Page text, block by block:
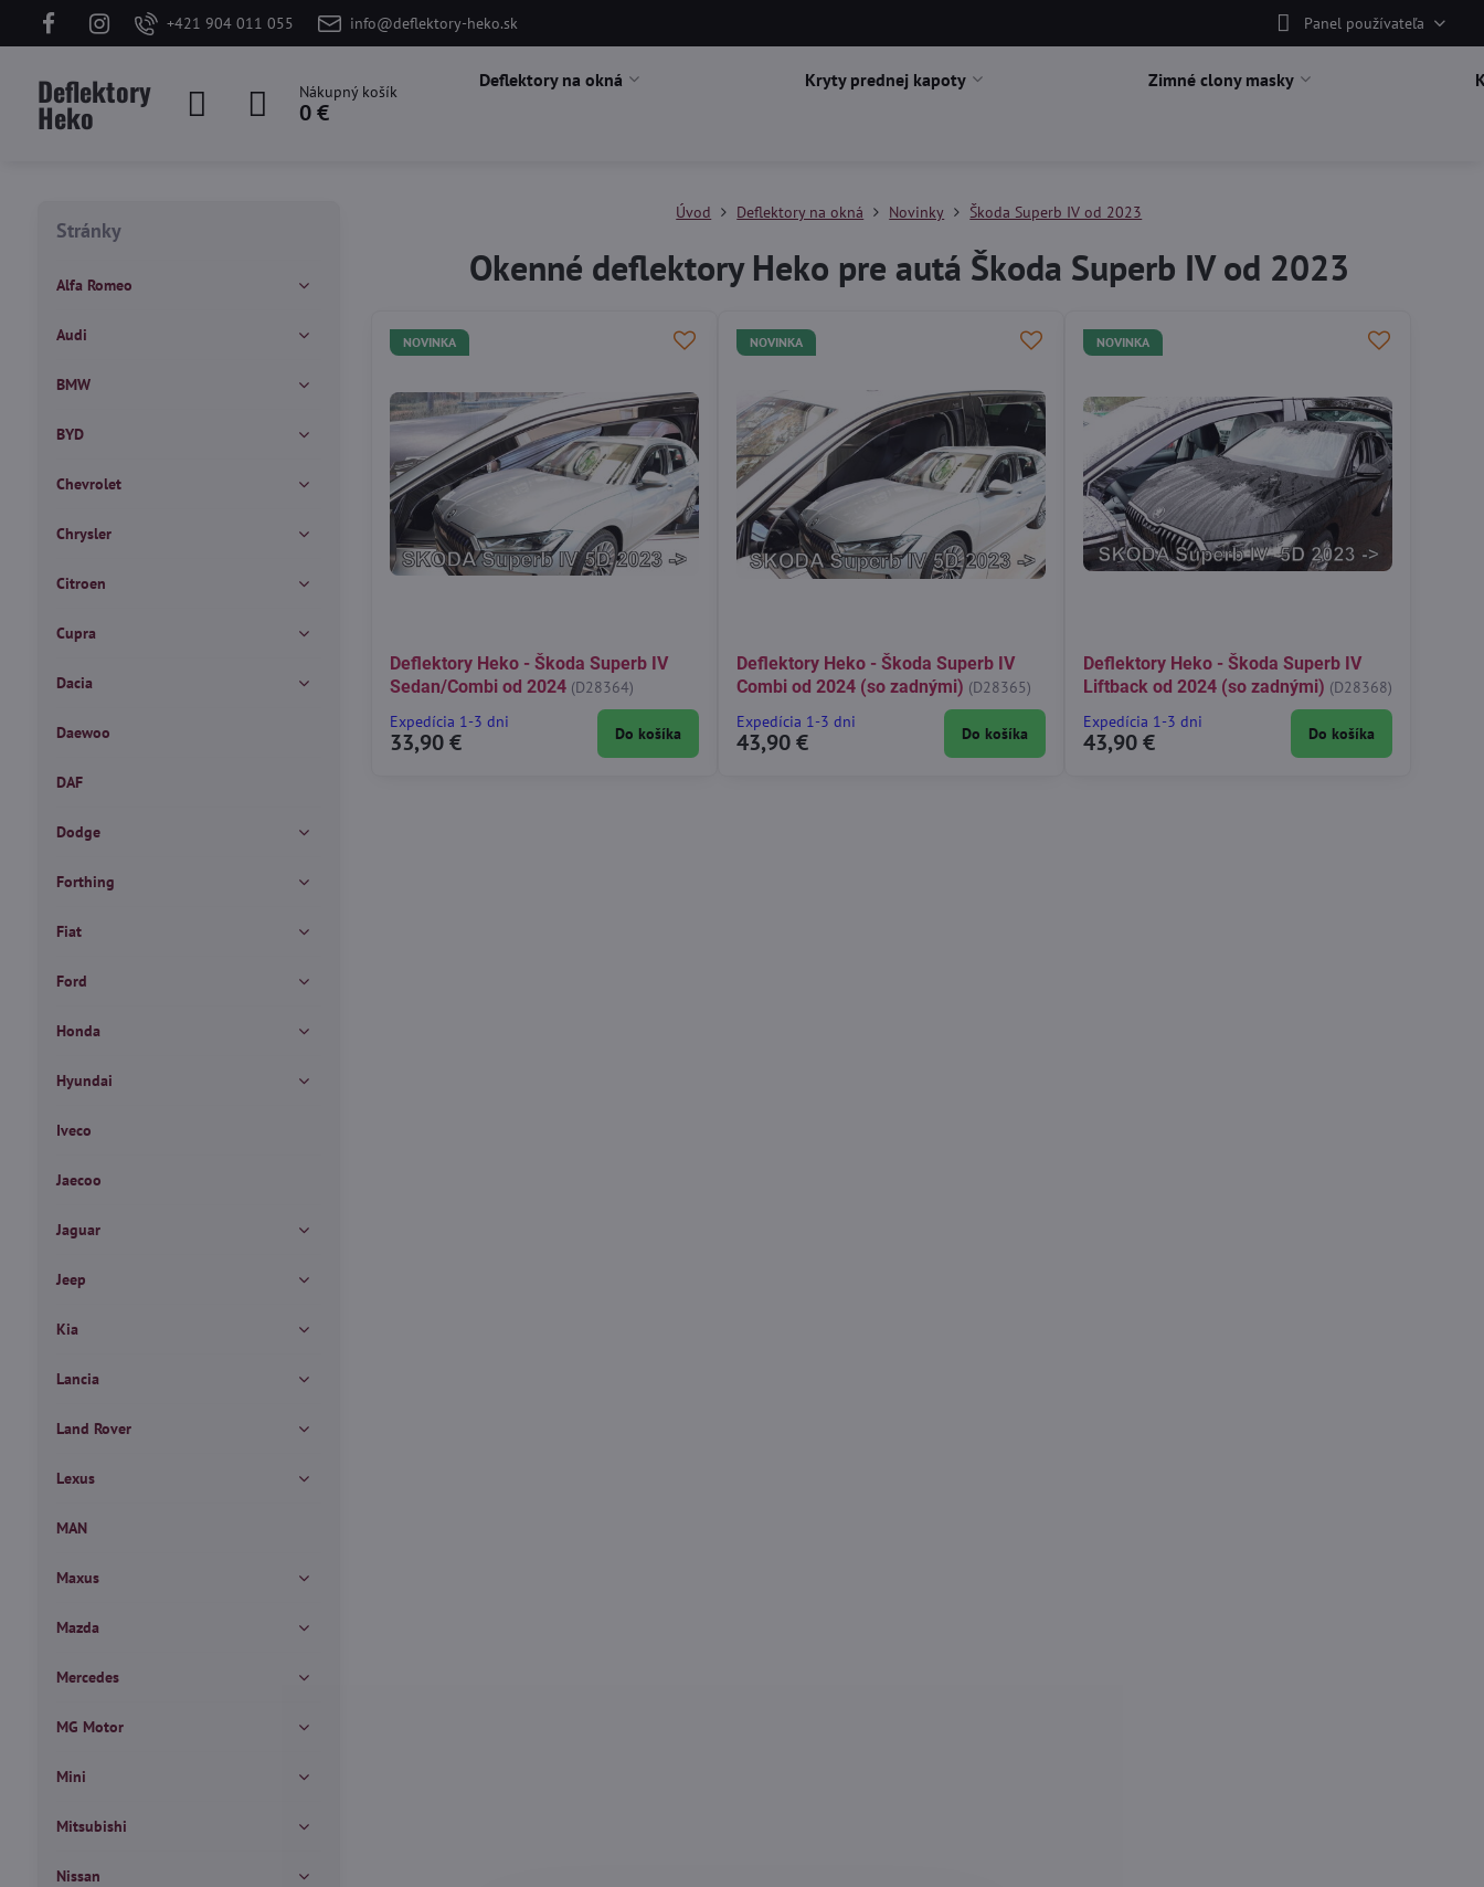
+421 904 011 055 info@deflektory-heko.sk Panel používateľa
Deflektory
Heko
Nákupný košík
0 €
Deflektory na okná Kryty prednej kapoty Zimné clony masky
Úvod Deflektory na okná Novinky Škoda Superb IV od 2023
Okenné deflektory Heko pre autá Škoda Superb IV od 2023
NOVINKA
Deflektory Heko - Škoda Superb IV
Sedan/Combi od 2024 (D28364)
Expedícia 1-3 dni
33,90 € Do košíka
NOVINKA
Deflektory Heko - Škoda Superb IV
Combi od 2024 (so zadnými) (D28365)
Expedícia 1-3 dni
43,90 € Do košíka
NOVINKA
Deflektory Heko - Škoda Superb IV
Liftback od 2024 (so zadnými) (D28368)
Expedícia 1-3 dni
43,90 € Do košíka
Stránky
Alfa Romeo
Audi
BMW
BYD
Chevrolet
Chrysler
Citroen
Cupra
Dacia
Daewoo
DAF
Dodge
Forthing
Fiat
Ford
Honda
Hyundai
Iveco
Jaecoo
Jaguar
Jeep
Kia
Lancia
Land Rover
Lexus
MAN
Maxus
Mazda
Mercedes
MG Motor
Mini
Mitsubishi
Nissan